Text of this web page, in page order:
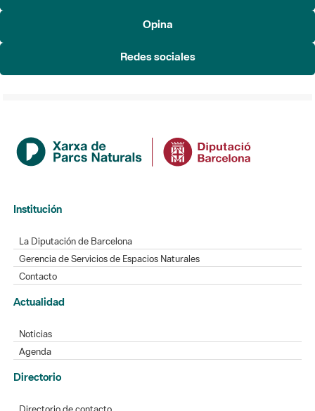
Opina
Redes sociales
Institución
La Diputación de Barcelona
Gerencia de Servicios de Espacios Naturales
Contacto
Actualidad
Noticias
Agenda
Directorio